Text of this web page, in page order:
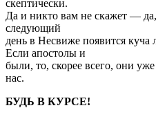
скептически.
Да и никто вам не скажет —
следующий
день в Несвиже появится куча
Если апостолы и
были, то, скорее всего, они
нас.
БУДЬ В КУРСЕ!